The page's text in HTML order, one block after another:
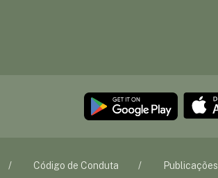
Código de Conduta Publicações